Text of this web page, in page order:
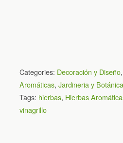
Categories: Decoración y Diseño,
Aromáticas, Jardineria y Botánica
Tags: hierbas, Hierbas
vinagrillo